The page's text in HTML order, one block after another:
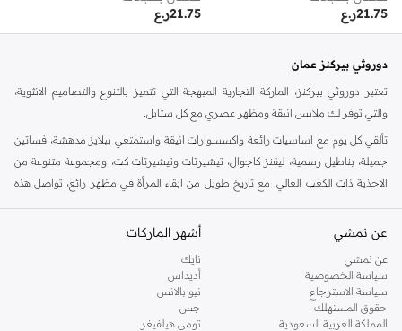
ر.ع21.75
ر.ع21.75
دوروثي بيركنز عمان
تعتبر دوروثي بيركنز، الماركة التجارية المبهجة التي تتميز بالتنوع والتصاميم الانثوية،
والتي توفر لك ملابس انيقة ومظهر عصري مع كل ستايل.
تألقي كل يوم مع اساسيات رائعة واكسسوارات انيقة واستمتعي ببلايز مدهشة، فساتين
جميلة، بناطيل رسمية، ليقنز كاجوال، تيشيرتات وتيشيرتات كت، ومجموعة متنوعة من
الاحذية ذات الكعب العالي. مع تاريخ طويل من ابقاء المرأة في مظهر رائع، تواصل هذه
كنت تقومين بتجديد خزانة ملابسك الملائمة للعمل، البحث عن فستان مثالي للحفلات او
اليه.
تسوقي دوروثي بيركنز اون لاين مسقط
تسوقي دوروثي بيركنز اون لاين من نمشي واستمتعي باكثر من الف ستايل من مجموعة
عن نمشي
عن نمشي
سياسة الخصوصية
سياسة الاسترجاع
حقوق المستهلك
المملكة العربية السعودية
أشهر الماركات
نايك
أديداس
نيو بالانس
جس
تومي هيلفيغر